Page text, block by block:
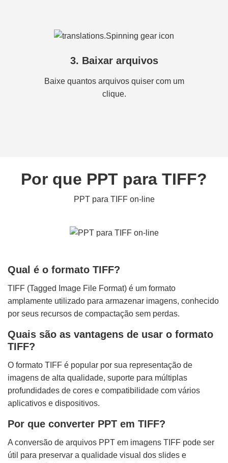
3. Baixar arquivos
Baixe quantos arquivos quiser com um
clique.
Por que PPT para TIFF?
PPT para TIFF on-line
Qual é o formato TIFF?
TIFF (Tagged Image File Format) é um formato
amplamente utilizado para armazenar imagens, conhecido
por seus recursos de compactação sem perdas.
Quais são as vantagens de usar o formato
TIFF?
O formato TIFF é popular por sua representação de
imagens de alta qualidade, suporte para múltiplas
profundidades de cores e compatibilidade com vários
aplicativos e dispositivos.
Por que converter PPT em TIFF?
A conversão de arquivos PPT em imagens TIFF pode ser
útil para preservar a qualidade visual dos slides e